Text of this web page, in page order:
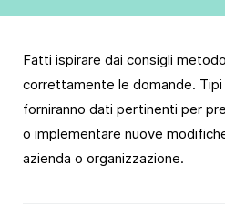
Fatti ispirare dai consigli
correttamente le domande.
forniranno dati pertinenti per
o implementare nuove
azienda o organizzazione.